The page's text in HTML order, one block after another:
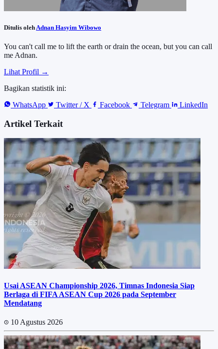
Ditulis oleh Adnan Hasyim Wibowo
You can't call me to lift the earth or drain the ocean, but you can call
me Adnan.
Lihat Profil →
Bagikan statistik ini:
WhatsApp
Twitter / X Facebook Telegram LinkedIn
Artikel Terkait
Usai ASEAN Championship 2026, Timnas Indonesia Siap
Berlaga di FIFA ASEAN Cup 2026 pada September
Mendatang
10 Agustus 2026